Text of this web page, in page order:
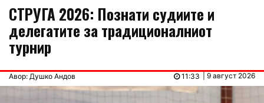
СТРУГА 2026: Познати судиите и
делегатите за традиционалниот
турнир
Авор: Душко Андов | 9 август 2026
11:33